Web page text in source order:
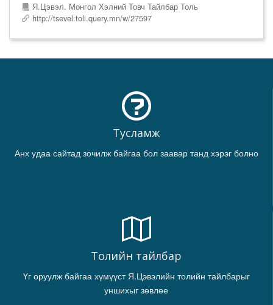
Я.Цэвэл. Монгол Хэлний Товч Тайлбар Толь
http://tsevel.toli.query.mn/w/27597
Тусламж
Анх удаа сайтад зочилж байгаа бол заавар танд хэрэг болно
Толийн тайлбар
Үг оруулж байгаа хүмүүст Я.Цэвэлийн толийн тайлбарыг
уншихыг зөвлөе